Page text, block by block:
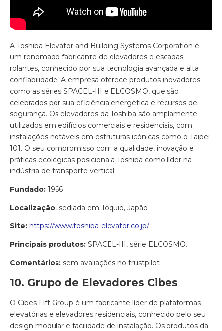
A Toshiba Elevator and Building Systems Corporation é
um renomado fabricante de elevadores e escadas
rolantes, conhecido por sua tecnologia avançada e alta
confiabilidade. A empresa oferece produtos inovadores
como as séries SPACEL-III e ELCOSMO, que são
celebrados por sua eficiência energética e recursos de
segurança. Os elevadores da Toshiba são amplamente
utilizados em edifícios comerciais e residenciais, com
instalações notáveis ​​em estruturas icónicas como o Taipei
101. O seu compromisso com a qualidade, inovação e
práticas ecológicas posiciona a Toshiba como líder na
indústria de transporte vertical.
Fundado: 1966
Localização: sediada em Tóquio, Japão
Site: https://www.toshiba-elevator.co.jp/
Principais produtos: SPACEL-III, série ELCOSMO.
Comentários: sem avaliações no trustpilot
10. Grupo de Elevadores Cibes
O Cibes Lift Group é um fabricante líder de plataformas
elevatórias e elevadores residenciais, conhecido pelo seu
design modular e facilidade de instalação. Os produtos da